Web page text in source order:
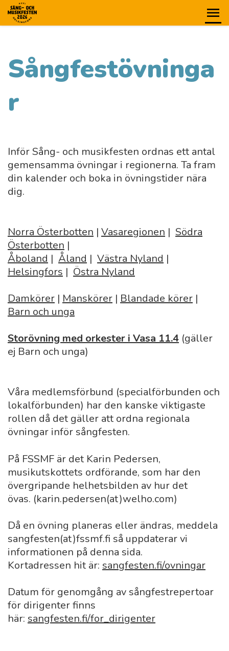
Sångfestövninga
r
Inför Sång- och musikfesten ordnas ett antal
gemensamma övningar i regionerna. Ta fram
din kalender och boka in övningstider nära
dig.
Norra Österbotten | Vasaregionen | Södra
Österbotten |
Åboland | Åland | Västra Nyland |
Helsingfors | Östra Nyland
Damkörer | Manskörer | Blandade körer |
Barn och unga
Storövning med orkester i Vasa 11.4 (gäller
ej Barn och unga)
Våra medlemsförbund (specialförbunden och
lokalförbunden) har den kanske viktigaste
rollen då det gäller att ordna regionala
övningar inför sångfesten.
På FSSMF är det Karin Pedersen,
musikutskottets ordförande, som har den
övergripande helhetsbilden av hur det
övas. (karin.pedersen(at)welho.com)
Då en övning planeras eller ändras, meddela
sangfesten(at)fssmf.fi så uppdaterar vi
informationen på denna sida.
Kortadressen hit är: sangfesten.fi/ovningar
Datum för genomgång av sångfestrepertoar
för dirigenter finns
här: sangfesten.fi/for_dirigenter